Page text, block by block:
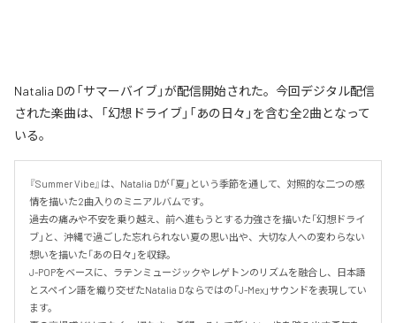
Natalia Dの「サマーバイブ」が配信開始された。今回デジタル配信
された楽曲は、「幻想ドライブ」「あの日々」を含む全2曲となって
いる。
『Summer Vibe』は、Natalia Dが「夏」という季節を通して、対照的な二つの感
情を描いた2曲入りのミニアルバムです。
過去の痛みや不安を乗り越え、前へ進もうとする力強さを描いた「幻想ドライ
ブ」と、沖縄で過ごした忘れられない夏の思い出や、大切な人への変わらない
想いを描いた「あの日々」を収録。
J-POPをベースに、ラテンミュージックやレゲトンのリズムを融合し、日本語
とスペイン語を織り交ぜたNatalia Dならではの「J-Mex」サウンドを表現してい
ます。